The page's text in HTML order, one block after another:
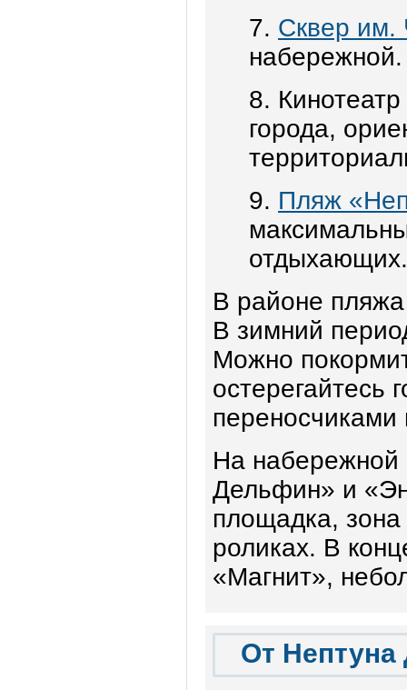
7. Сквер им.
набережной.
8.
города,
9. Пляж
отдыхающих.
В районе
В зимний
Можно
остерегайтесь
На набережной
Дельфин» и
площадка, зона
роликах. В
«Магнит»,
От